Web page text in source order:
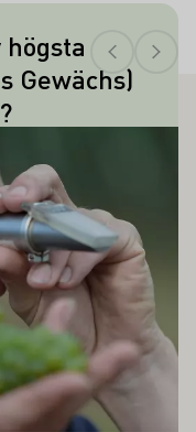
Gewächs)
kvalitetsnivå
med den 1
röda viner
nio
den 1 juni
anges